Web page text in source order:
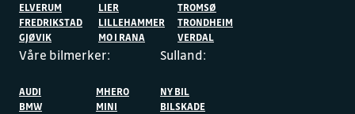
ELVERUM
FREDRIKSTAD
GJØVIK
LIER
LILLEHAMMER
MO I RANA
TROMSØ
TRONDHEIM
VERDAL
Våre bilmerker:
AUDI
BMW
MHERO
MINI
Sulland:
NY BIL
BILSKADE